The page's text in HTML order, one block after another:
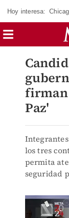
Hoy interesa:
firman
Paz'
los tres
permita
seguridad